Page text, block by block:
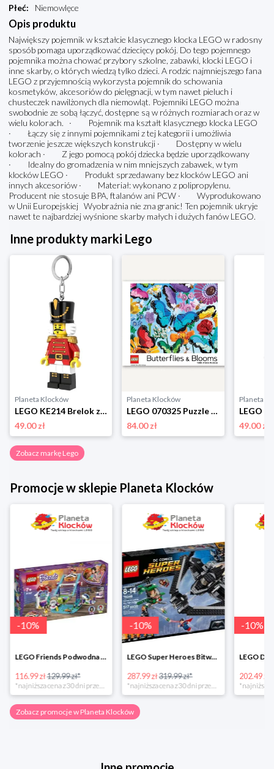
Płeć: Niemowlęce
Opis produktu
Największy pojemnik w kształcie klasycznego klocka LEGO w radosny
sposób pomaga uporządkować dziecięcy pokój. Do tego pojemnego
pojemnika można chować przybory szkolne, zabawki, klocki LEGO i
inne skarby, o których wiedzą tylko dzieci. A rodzic najmniejszego fana
LEGO z przyjemnością wykorzysta pojemnik do schowania
kosmetyków, akcesoriów do pielęgnacji, w tym nawet pieluch i
chusteczek nawilżonych dla niemowląt. Pojemniki LEGO można
swobodnie ze sobą łączyć, dostępne są w różnych rozmiarach oraz w
wielu kolorach. · Pojemnik ma kształt klasycznego klocka LEGO
· Łączy się z innymi pojemnikami z tej kategorii i umożliwia
tworzenie jeszcze większych konstrukcji · Dostępny w wielu
kolorach · Z jego pomocą pokój dziecka będzie uporządkowany
· Idealny do gromadzenia w nim mniejszych zabawek, w tym
klocków LEGO · Produkt sprzedawany bez klocków LEGO ani
innych akcesoriów · Materiał: wykonano z polipropylenu.
Producent nie stosuje BPA, ftalanów ani PCW · Wyprodukowano
w Unii Europejskiej Wyobraźnia nie zna granic! Ten pojemnik ukryje
nawet te najbardziej wyśnione skarby małych i dużych fanów LEGO.
Inne produkty marki Lego
Planeta Klocków
LEGO KE214 Brelok z latarką Dziadek do orzechów Lego
49.00 zł
Planeta Klocków
LEGO 070325 Puzzle Butterflies & Blooms (1000 elementów) Lego
84.00 zł
Planeta
49.00 zł
Zobacz markę Lego
Promocje w sklepie Planeta Klocków
-10%
LEGO Friends Podwodna Frajda w super cenie
116.99 zł129.99 zł*
*najniższa cena z 30 dni przed obniżką
-10%
LEGO Super Heroes Bitwa powietrzna w super cenie
287.99 zł319.99 zł*
*najniższa cena z 30 dni przed obniżką
-10%
202.49 zł
Zobacz promocje w Planeta Klocków